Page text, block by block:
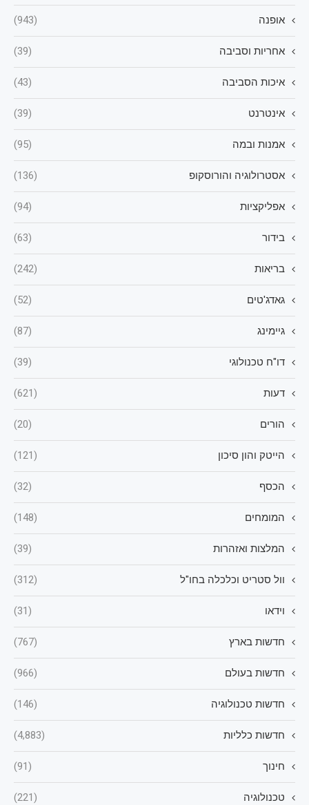
אופנה (943)
אחריות וסביבה (39)
איכות הסביבה (43)
אינטרנט (39)
אמנות ובמה (95)
אסטרולוגיה והורוסקופ (136)
אפליקציות (94)
בידור (63)
בריאות (242)
גאדג'טים (52)
גיימינג (87)
דו"ח טכנולוגי (39)
דעות (621)
הורים (20)
הייטק והון סיכון (121)
הכסף (32)
המומחים (148)
המלצות ואזהרות (39)
וול סטריט וכלכלה בחו"ל (312)
וידאו (31)
חדשות בארץ (767)
חדשות בעולם (966)
חדשות טכנולוגיה (146)
חדשות כלליות (4,883)
חינוך (91)
טכנולוגיה (221)